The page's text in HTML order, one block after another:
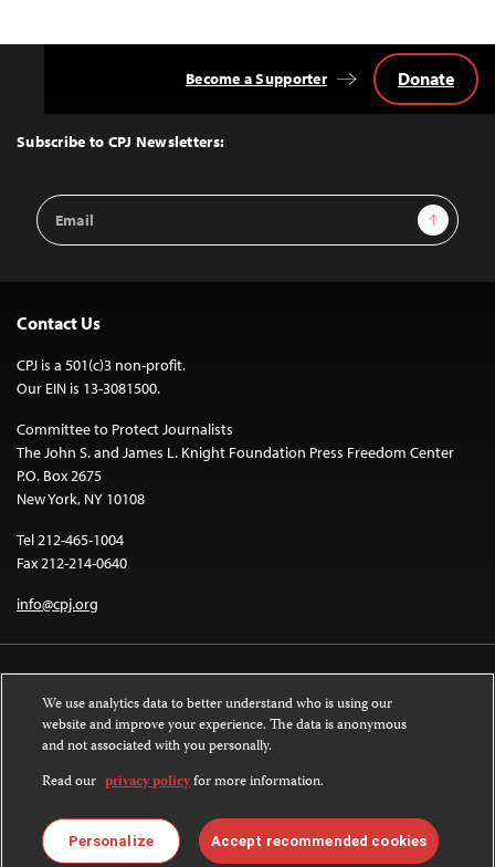
Top
Subscribe to CPJ Newsletters:
Email
Address
Sign Up
Become a Supporter Donate
Contact Us
CPJ is a 501(c)3 non-profit.
Our EIN is 13-3081500.
Committee to Protect Journalists
The John S. and James L. Knight Foundation Press Freedom Center
P.O. Box 2675
New York, NY 10108
Tel 212-465-1004
Fax 212-214-0640
info@cpj.org
Except where noted, text on this website is licensed under a
License.
Images and other media are not covered by the Creative Commons license.
For more information about permissions, see ourFAQs.
We use analytics data to better understand who is using our
website and improve your experience. The data is anonymous
and not associated with you personally.
Read our privacy policyfor more information.
Personalize Accept recommended cookies